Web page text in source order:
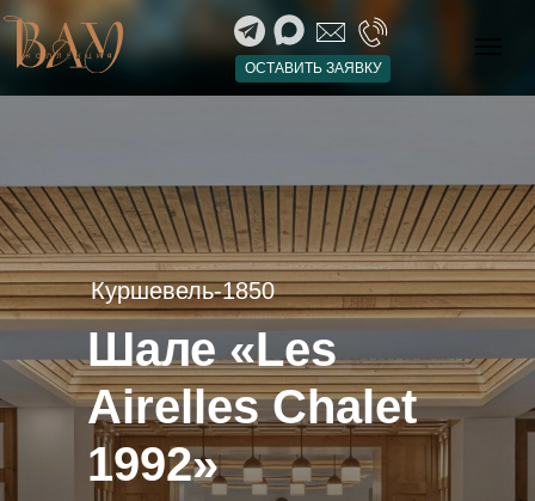
ОСТАВИТЬ ЗАЯВКУ
Шале «Les
Airelles Chalet
1992»
Куршевель-1850
Основное Спальни
Сервисы
Даты и стоимость